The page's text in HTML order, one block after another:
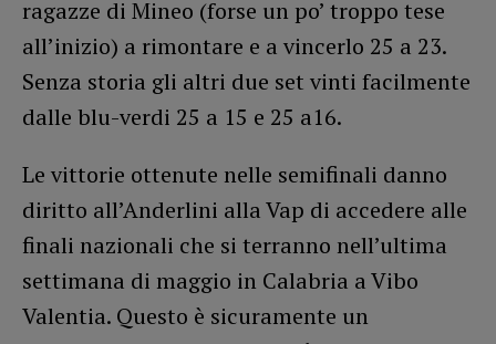
ragazze di Mineo (forse un po’ troppo tese
all’inizio) a rimontare e a vincerlo 25 a 23.
Senza storia gli altri due set vinti facilmente
dalle blu-verdi 25 a 15 e 25 a16.
Le vittorie ottenute nelle semifinali danno
diritto all’Anderlini alla Vap di accedere alle
finali nazionali che si terranno nell’ultima
settimana di maggio in Calabria a Vibo
Valentia. Questo è sicuramente un